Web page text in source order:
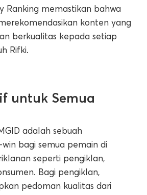
Ranking memastikan bahwa
konten yang
berkualitas kepada setiap
Rifki.
untuk Semua
adalah sebuah
bagi semua pemain di
seperti pengiklan,
Bagi pengiklan,
pedoman kualitas dari